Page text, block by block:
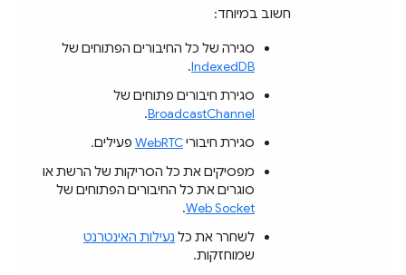
חשוב במיוחד:
סגירה של כל החיבורים הפתוחים של
IndexedDB
.
סגירת חיבורים פתוחים של
BroadcastChannel
.
סגירת חיבוריWebRTC פעילים.
מפסיקים את כל הסריקות של הרשת או
סוגרים את כל החיבורים הפתוחים של
Web Socket
.
לשחרר את כל נעילות האינטרנט
שמוחזקות.